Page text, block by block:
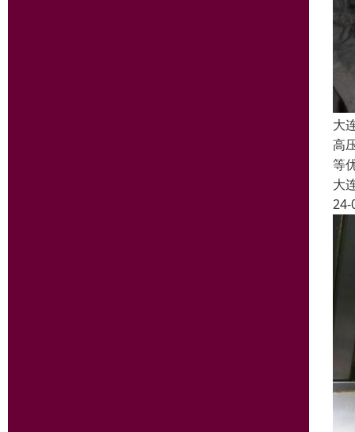
大
高
等
大
24-